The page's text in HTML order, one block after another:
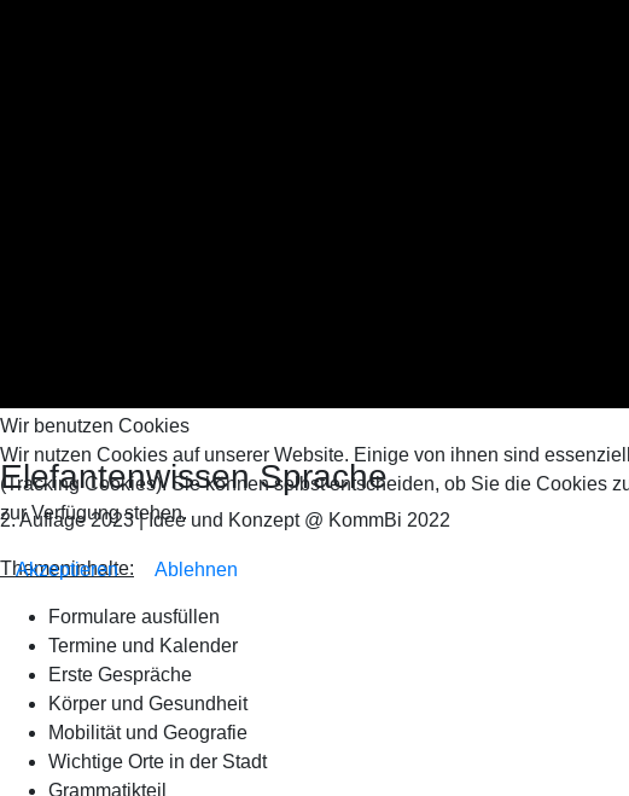
Wir benutzen Cookies
Wir nutzen Cookies auf unserer Website. Einige von ihnen sind
(Tracking Cookies). Sie können selbst entscheiden, ob Sie die Cookies
zur Verfügung stehen.
Akzeptieren
Ablehnen
Elefantenwissen Sprache
2. Auflage 2023 | Idee und Konzept @ KommBi 2022
Themeninhalte:
Formulare ausfüllen
Termine und Kalender
Erste Gespräche
Körper und Gesundheit
Mobilität und Geografie
Wichtige Orte in der Stadt
Grammatikteil